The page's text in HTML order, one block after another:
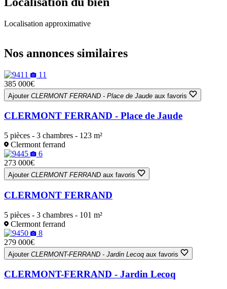
Localisation approximative
−
Nos annonces similaires
11
385 000€
Ajouter CLERMONT FERRAND - Place de Jaude aux favoris
CLERMONT FERRAND - Place de Jaude
5 pièces - 3 chambres - 123 m²
Clermont ferrand
6
273 000€
Ajouter CLERMONT FERRAND aux favoris
CLERMONT FERRAND
5 pièces - 3 chambres - 101 m²
Clermont ferrand
8
279 000€
Ajouter CLERMONT-FERRAND - Jardin Lecoq aux favoris
CLERMONT-FERRAND - Jardin Lecoq